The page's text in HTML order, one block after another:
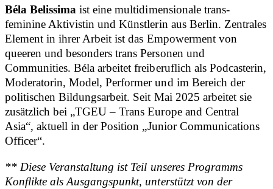
Béla Belissima ist eine multidimensionale trans-
feminine Aktivistin und Künstlerin aus Berlin. Zentrales
Element in ihrer Arbeit ist das Empowerment von
queeren und besonders trans Personen und
Communities. Béla arbeitet freiberuflich als Podcasterin,
Moderatorin, Model, Performer und im Bereich der
politischen Bildungsarbeit. Seit Mai 2025 arbeitet sie
zusätzlich bei „TGEU – Trans Europe and Central
Asia“, aktuell in der Position „Junior Communications
Officer“.
** Diese Veranstaltung ist Teil unseres Programms
Konflikte als Ausgangspunkt, unterstützt von der